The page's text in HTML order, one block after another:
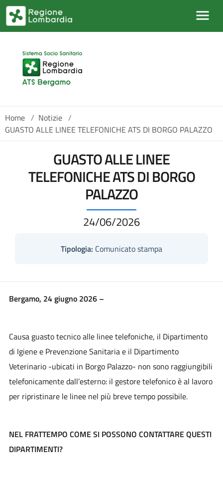
Salta al contenuto principale
Home / Notizie /
GUASTO ALLE LINEE TELEFONICHE ATS DI BORGO PALAZZO
GUASTO ALLE LINEE
TELEFONICHE ATS DI BORGO
PALAZZO
24/06/2026
Tipologia: Comunicato stampa
Bergamo, 24 giugno 2026 –
Causa guasto tecnico alle linee telefoniche, il Dipartimento
di Igiene e Prevenzione Sanitaria e il Dipartimento
Veterinario -ubicati in Borgo Palazzo- non sono raggiungibili
telefonicamente dall’esterno: il gestore telefonico è al lavoro
per ripristinare le linee nel più breve tempo possibile.
NEL FRATTEMPO COME SI POSSONO CONTATTARE QUESTI
DIPARTIMENTI?